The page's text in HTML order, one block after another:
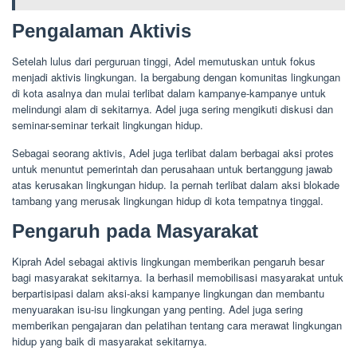
Pengalaman Aktivis
Setelah lulus dari perguruan tinggi, Adel memutuskan untuk fokus
menjadi aktivis lingkungan. Ia bergabung dengan komunitas lingkungan
di kota asalnya dan mulai terlibat dalam kampanye-kampanye untuk
melindungi alam di sekitarnya. Adel juga sering mengikuti diskusi dan
seminar-seminar terkait lingkungan hidup.
Sebagai seorang aktivis, Adel juga terlibat dalam berbagai aksi protes
untuk menuntut pemerintah dan perusahaan untuk bertanggung jawab
atas kerusakan lingkungan hidup. Ia pernah terlibat dalam aksi blokade
tambang yang merusak lingkungan hidup di kota tempatnya tinggal.
Pengaruh pada Masyarakat
Kiprah Adel sebagai aktivis lingkungan memberikan pengaruh besar
bagi masyarakat sekitarnya. Ia berhasil memobilisasi masyarakat untuk
berpartisipasi dalam aksi-aksi kampanye lingkungan dan membantu
menyuarakan isu-isu lingkungan yang penting. Adel juga sering
memberikan pengajaran dan pelatihan tentang cara merawat lingkungan
hidup yang baik di masyarakat sekitarnya.